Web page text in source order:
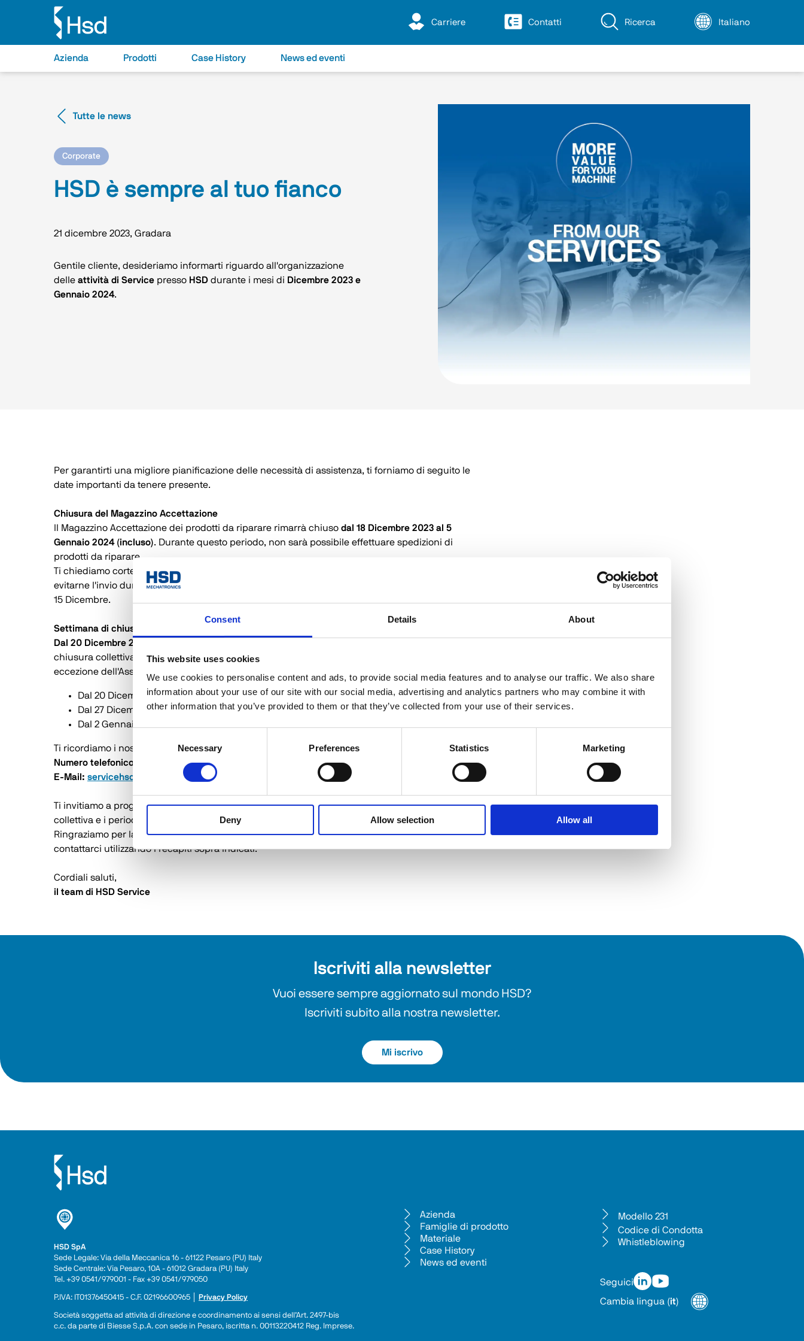
Consent Details About
This website uses cookies
We use cookies to personalise content and ads, to provide social media features and to analyse our traffic. We also share
information about your use of our site with our social media, advertising and analytics partners who may combine it with
other information that you’ve provided to them or that they’ve collected from your use of their services.
Selection
Necessary Preferences Statistics Marketing
Deny Allow selection Allow all
Carriere Contatti Ricerca Italiano
Azienda Prodotti Case History News ed eventi
Tutte le news
Corporate
HSD è sempre al tuo fianco
21 dicembre 2023, Gradara
Gentile cliente, desideriamo informarti riguardo all'organizzazione
delle attività di Service presso HSD durante i mesi di Dicembre 2023 e
Gennaio 2024.
Per garantirti una migliore pianificazione delle necessità di assistenza, ti forniamo di seguito le
date importanti da tenere presente.
Chiusura del Magazzino Accettazione
Il Magazzino Accettazione dei prodotti da riparare rimarrà chiuso dal 18 Dicembre 2023 al 5
Gennaio 2024 (incluso). Durante questo periodo, non sarà possibile effettuare spedizioni di
prodotti da riparare.
Ti chiediamo cortesemente di consegnare o programmare le tue spedizioni di prodotti in modo da
evitarne l'invio durante questa finestra temporale. Ultimo giorno accettazione Magazzino: venerdì
15 Dicembre.
Settimana di chiusura collettiva
Dal 20 Dicembre 2023 (incluso) al 05 Gennaio 2024 (incluso)
chiusura collettiva. Durante questo periodo, tutte le attività aziendali saranno sospese, ad
eccezione dell'Assistenza Tecnica da remoto che sarà garantita secondo i seguenti orari:
Dal 20 Dicembre al 22 Dicembre: dalle 8.00 alle 17.00
Dal 27 Dicembre al 29 Dicembre: dalle 8.00 alle 14.00
Dal 2 Gennaio al 5 Gennaio: dalle 8.00 alle 14.00
Ti ricordiamo i nostri contatti per l'Assistenza Tecnica da remoto:
Numero telefonico: +39 0541 979010
E-Mail: servicehsd@hsd.it
Ti invitiamo a programmare richieste e necessità in modo da considerare le date di chiusura
collettiva e i periodi di attività ridotta.
Ringraziamo per la tua collaborazione e comprensione. In caso di dubbi o domande, non esitare a
contattarci utilizzando i recapiti sopra indicati.
Cordiali saluti,
il team di HSD Service
Iscriviti alla newsletter
Vuoi essere sempre aggiornato sul mondo HSD?
Iscriviti subito alla nostra newsletter.
Mi iscrivo
HSD SpA
Sede Legale: Via della Meccanica 16 - 61122 Pesaro (PU) Italy
Sede Centrale: Via Pesaro, 10A - 61012 Gradara (PU) Italy
Tel. +39 0541/979001 - Fax +39 0541/979050
P.IVA: IT01376450415 - C.F. 02196600965 │ Privacy Policy
Società soggetta ad attività di direzione e coordinamento ai sensi dell’Art. 2497-bis
c.c. da parte di Biesse S.p.A. con sede in Pesaro, iscritta n. 00113220412 Reg. Imprese.
Azienda
Famiglie di prodotto
Materiale
Case History
News ed eventi
Modello 231
Codice di Condotta
Whistleblowing
Seguici
Cambia lingua (it)